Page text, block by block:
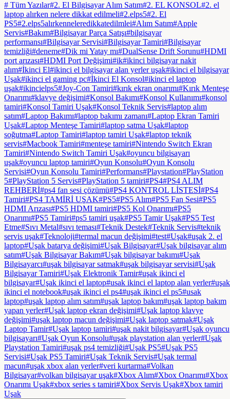
# Tüm Yazılar#2. El Bilgisayar Alım Satım#2. EL KONSOL#2. el
laptop alırken nelere dikkat edilmeli#2.elps5#2. El
PS5#2.elps5alırkenneleredikkatedilmlei#Alım Satım#Apple
Servis#Bakım#Bilgisayar Parça Satışı#bilgisayar
performansı#Bilgisayar Servisi#Bilgisayar Tamiri#Bilgisayar
temizliği#deneme#Dik mi Yatay mı#DualSense Drift Sorunu#HDMI
port arızası#HDMI Port Değişimi#ik#ikinci bilgisayar nakit
alım#İkinci El#ikinci el bilgisayar alan yerler uşak#ikinci el bilgisayar
Uşak#ikinci el gaming pc#İkinci El Konsol#ikinci el laptop
uşak#ikincielps5#Joy-Con Tamiri#kırık ekran onarımı#Kırık Menteşe
Onarımı#klavye değişimi#Konsol Bakımı#Konsol Kullanımı#konsol
tamiri#Konsol Tamiri Uşak#Konsol Teknik Servis#laptop alım
satım#Laptop Bakımı#laptop bakımı zamanı#Laptop Ekran Tamiri
Uşak#Laptop Menteşe Tamiri#laptop satma Uşak#laptop
soğutma#Laptop Tamiri#laptop tamiri Uşak#laptop teknik
servis#Macbook Tamiri#menteşe tamiri#Nintendo Switch Ekran
Tamiri#Nintendo Switch Tamiri Uşak#oyuncu bilgisayarı
uşak#oyuncu laptop tamiri#Oyun Konsolu#Oyun Konsolu
Servisi#Oyun Konsolu Tamiri#Performans#Playstation#PlayStation
5#PlayStation 5 Servis#PlayStation 5 tamiri#PS4#PS4 ALIM
REHBERİ#ps4 fan sesi çözümü#PS4 KONTROL LİSTESİ#PS4
Tamiri#PS4 TAMİRİ UŞAK#PS5#PS5 Alım#PS5 Fan Sesi#PS5
HDMI Arızası#PS5 HDMI tamiri#PS5 Kol Onarımı#PS5
Onarımı#PS5 Tamiri#ps5 tamiri uşak#PS5 Tamir Uşak#PS5 Test
Etme#Sıvı Metal#sıvı teması#Teknik Destek#Teknik Servis#teknik
servis uşak#Teknoloji#termal macun değişimi#test#Uşak#uşak 2. el
laptop#Uşak batarya değişimi#Uşak Bilgisayar#Uşak bilgisayar alım
satım#Uşak Bilgisayar Bakım#Uşak bilgisayar bakımı#Uşak
Bilgisayarcı#uşak bilgisayar satmak#uşak bilgisayar servisi#Uşak
Bilgisayar Tamiri#Uşak Elektronik Tamir#uşak ikinci el
bilgisayar#Uşak ikinci el laptop#usak ikinci el laptop alan yerler#uşak
ikinci el notebook#uşak ikinci el ps4#uşak ikinci el ps5#usak
laptop#uşak laptop alım satım#uşak laptop bakım#uşak laptop bakım
yapan yerler#Uşak laptop ekran değişimi#Uşak laptop klavye
değişimi#uşak laptop macun değişimi#Uşak laptop satmak#Uşak
Laptop Tamir#Uşak laptop tamiri#uşak nakit bilgisayar#Uşak oyuncu
bilgisayarı#Uşak Oyun Konsolu#uşak playstation alan yerler#Uşak
Playstation Tamiri#uşak ps4 temizliği#Uşak PS5#Uşak PS5
Servisi#Uşak PS5 Tamiri#Uşak Teknik Servis#Uşak termal
macun#uşak xbox alan yerler#veri kurtarma#Volkan
Bilgisayar#volkan bilgisayar uşak#Xbox Alım#Xbox Onarımı#Xbox
Onarımı Uşak#xbox series s tamiri#Xbox Servis Uşak#Xbox tamiri
Uşak